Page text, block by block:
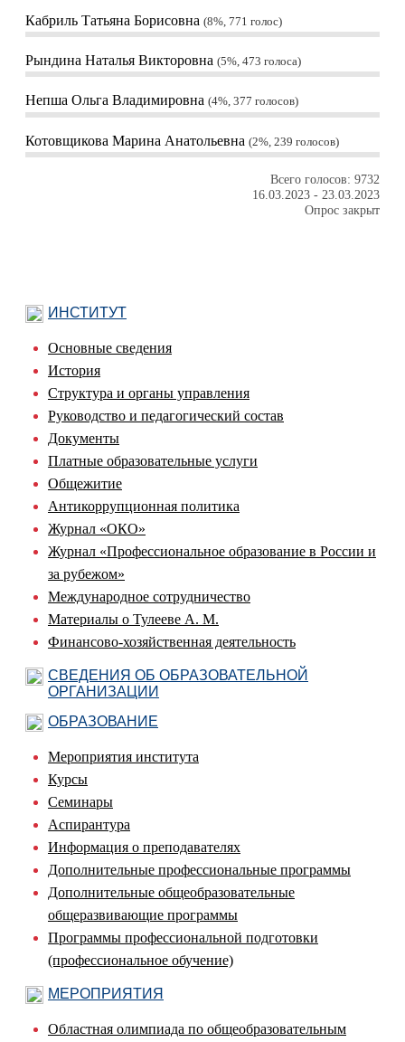
Кабриль Татьяна Борисовна 8%, 771 голос
Рындина Наталья Викторовна 5%, 473 голоса
Непша Ольга Владимировна 4%, 377 голосов
Котовщикова Марина Анатольевна 2%, 239 голосов
Всего голосов: 9732
16.03.2023 - 23.03.2023
Опрос закрыт
ИНСТИТУТ
Основные сведения
История
Структура и органы управления
Руководство и педагогический состав
Документы
Платные образовательные услуги
Общежитие
Антикоррупционная политика
Журнал «ОКО»
Журнал «Профессиональное образование в России и
за рубежом»
Международное сотрудничество
Материалы о Тулееве А. М.
Финансово-хозяйственная деятельность
СВЕДЕНИЯ ОБ ОБРАЗОВАТЕЛЬНОЙ
ОРГАНИЗАЦИИ
ОБРАЗОВАНИЕ
Мероприятия института
Курсы
Семинары
Аспирантура
Информация о преподавателях
Дополнительные профессиональные программы
Дополнительные общеобразовательные
общеразвивающие программы
Программы профессиональной подготовки
(профессиональное обучение)
МЕРОПРИЯТИЯ
Областная олимпиада по общеобразовательным